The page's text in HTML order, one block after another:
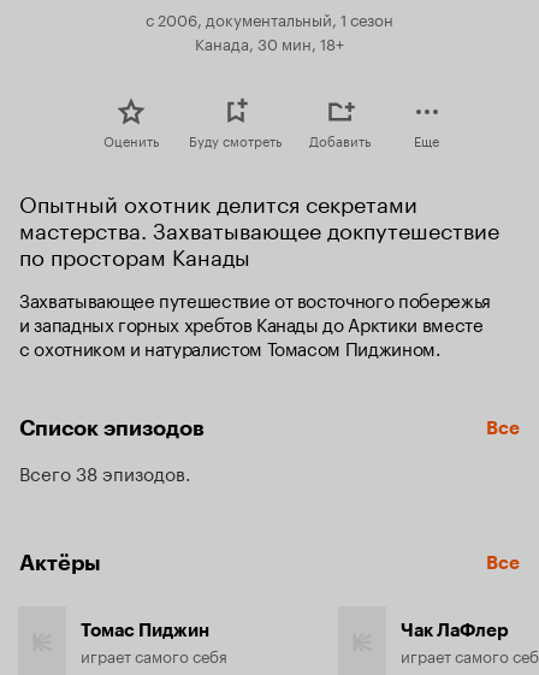
с 2006, документальный, 1 сезон
Канада, 30 мин, 18+
Оценить Буду смотреть Добавить Еще
Опытный охотник делится секретами
мастерства. Захватывающее докпутешествие
по просторам Канады
Захватывающее путешествие от восточного побережья
и западных горных хребтов Канады до Арктики вместе
с охотником и натуралистом Томасом Пиджином.
Список эпизодов Все
Всего 38 эпизодов
Актёры Все
Томас Пиджин
играет самого себя
Чак ЛаФлер